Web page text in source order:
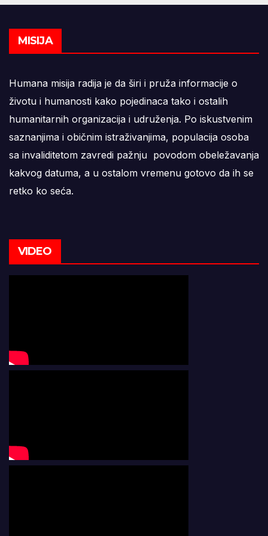
MISIJA
Humana misija radija je da širi i pruža informacije o
životu i humanosti kako pojedinaca tako i ostalih
humanitarnih organizacija i udruženja. Po iskustvenim
saznanjima i običnim istraživanjima, populacija osoba
sa invaliditetom zavredi pažnju povodom obeležavanja
kakvog datuma, a u ostalom vremenu gotovo da ih se
retko ko seća.
VIDEO